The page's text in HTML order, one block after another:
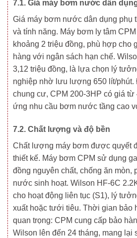
7.1. Giá máy bơm nước dân
Giá máy bơm nước dân dụng phụ
và tính năng. Máy bơm ly tâm
khoảng 2 triệu đồng, phù hợp cho
hàng với ngân sách hạn chế.
3,12 triệu đồng, là lựa chọn lý
nghiệp nhờ lưu lượng 650 lít/phút.
chung cư, CPM 200-3HP có giá từ
ứng nhu cầu bơm nước tầng cao
7.2. Chất lượng và độ bền
Chất lượng máy bơm được quyết
thiết kế. Máy bơm CPM sử dụng
đồng nguyên chất, chống ăn mòn,
nước sinh hoạt. Wilson HF-6C
cho hoạt động liên tục (S1), lý
xuất hoặc tưới tiêu. Thời gian bảo
quan trọng: CPM cung cấp bảo
Wilson lên đến 24 tháng, mang lại